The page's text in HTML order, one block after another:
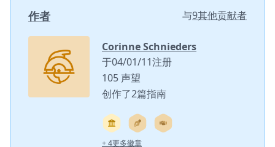
作者 与9其他贡献者
Corinne Schnieders
于04/01/11注册
105 声望
创作了2篇指南
+ 4更多徽章